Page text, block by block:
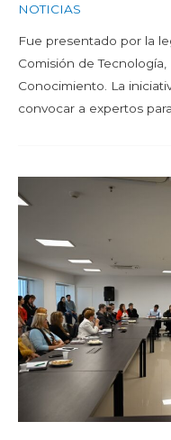
NOTICIAS
Fue presentado por la
Comisión de
Conocimiento. La
convocar a expertos